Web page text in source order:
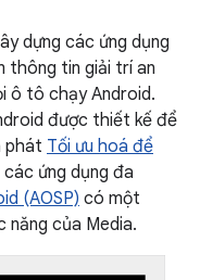
dựng các ứng dụng
thông tin giải trí an
ô tô chạy Android.
được thiết kế để
phát Tối ưu hoá để
ứng dụng đa
(AOSP) có một
năng của Media.